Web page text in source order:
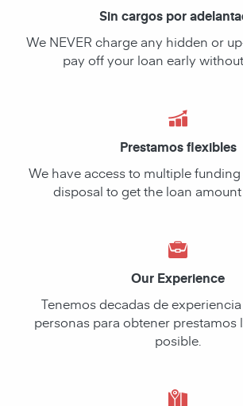
Sin cargos por
We NEVER charge any hidden or
pay off your loan early
Prestamos flexibles
We have access to multiple
disposal to get the loan
Our Experience
Tenemos decadas de
personas para obtener prestamos
posible.